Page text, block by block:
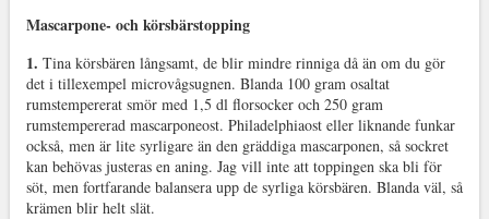
Mascarpone- och körsbärstopping
1. Tina körsbären långsamt, de blir mindre rinniga då än om du gör
det i tillexempel microvågsugnen. Blanda 100 gram osaltat
rumstempererat smör med 1,5 dl florsocker och 250 gram
rumstempererad mascarponeost. Philadelphiaost eller liknande funkar
också, men är lite syrligare än den gräddiga mascarponen, så sockret
kan behövas justeras en aning. Jag vill inte att toppingen ska bli för
söt, men fortfarande balansera upp de syrliga körsbären. Blanda väl, så
krämen blir helt slät.